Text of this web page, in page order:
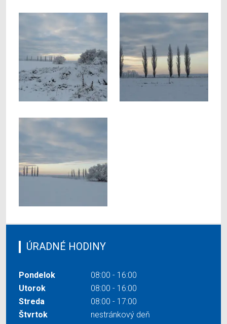
ÚRADNÉ HODINY
Pondelok
08:00 - 16:00
Utorok
08:00 - 16:00
Streda
08:00 - 17:00
Štvrtok
nestránkový deň